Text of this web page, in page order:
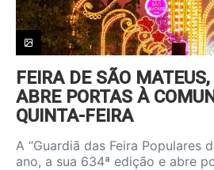
FEIRA DE SÃO
ABRE PORTAS À
QUINTA-FEIRA
A “Guardiã das Feira Populares
ano, a sua 634ª edição e abre